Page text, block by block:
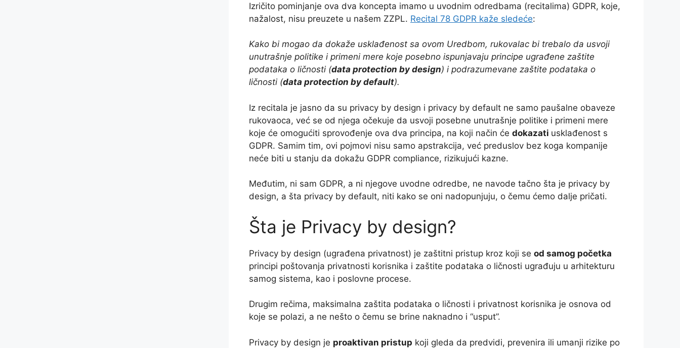
Izričito pominjanje ova dva koncepta imamo u uvodnim odredbama (recitalima) GDPR, koje,
nažalost, nisu preuzete u našem ZZPL. Recital 78 GDPR kaže sledeće:
Kako bi mogao da dokaže usklađenost sa ovom Uredbom, rukovalac bi trebalo da usvoji
unutrašnje politike i primeni mere koje posebno ispunjavaju principe ugrađene zaštite
podataka o ličnosti (data protection by design) i podrazumevane zaštite podataka o
ličnosti (data protection by default).
Iz recitala je jasno da su privacy by design i privacy by default ne samo paušalne obaveze
rukovaoca, već se od njega očekuje da usvoji posebne unutrašnje politike i primeni mere
koje će omogućiti sprovođenje ova dva principa, na koji način će dokazati usklađenost s
GDPR. Samim tim, ovi pojmovi nisu samo apstrakcija, već preduslov bez koga kompanije
neće biti u stanju da dokažu GDPR compliance, rizikujući kazne.
Međutim, ni sam GDPR, a ni njegove uvodne odredbe, ne navode tačno šta je privacy by
design, a šta privacy by default, niti kako se oni nadopunjuju, o čemu ćemo dalje pričati.
Šta je Privacy by design?
Privacy by design (ugrađena privatnost) je zaštitni pristup kroz koji se od samog početka
principi poštovanja privatnosti korisnika i zaštite podataka o ličnosti ugrađuju u arhitekturu
samog sistema, kao i poslovne procese.
Drugim rečima, maksimalna zaštita podataka o ličnosti i privatnost korisnika je osnova od
koje se polazi, a ne nešto o čemu se brine naknadno i “usput”.
Privacy by design je proaktivan pristup koji gleda da predvidi, prevenira ili umanji rizike po